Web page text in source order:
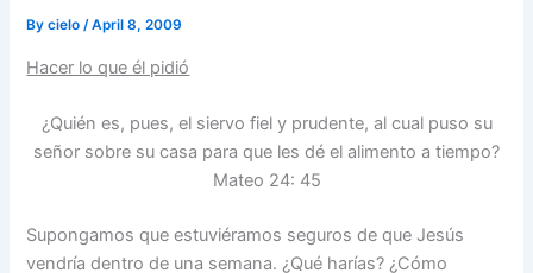
Bycielo/April 8, 2009
Hacer lo que él pidió
¿Quién es, pues, el siervo fiel y prudente, al cual puso su
señor sobre su casa para que les dé el alimento a tiempo?
Mateo 24: 45
Supongamos que estuviéramos seguros de que Jesús
vendría dentro de una semana. ¿Qué harías? ¿Cómo